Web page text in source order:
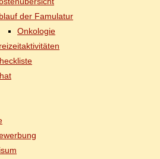
der Famulatur
On­ko­lo­gie